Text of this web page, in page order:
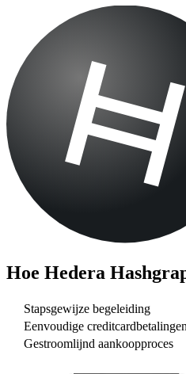
Hoe Hedera
Stapsgewijze begeleiding
Eenvoudige
Gestroomlijnd aankoopproces